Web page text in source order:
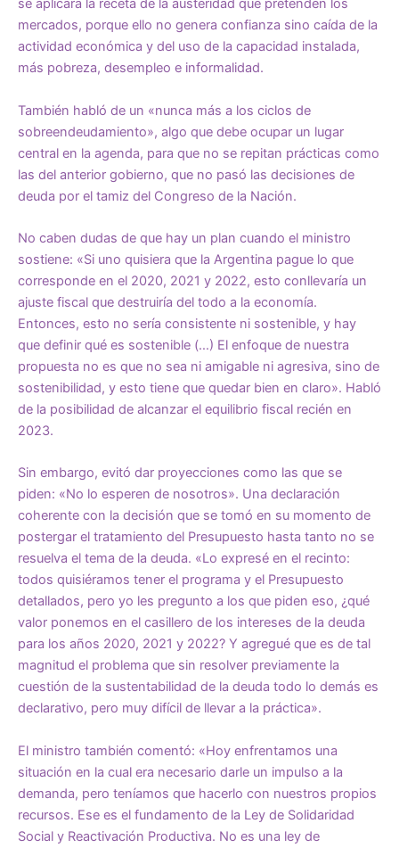
se aplicará la receta de la austeridad que pretenden los
mercados, porque ello no genera confianza sino caída de la
actividad económica y del uso de la capacidad instalada,
más pobreza, desempleo e informalidad.
También habló de un «nunca más a los ciclos de
sobreendeudamiento», algo que debe ocupar un lugar
central en la agenda, para que no se repitan prácticas como
las del anterior gobierno, que no pasó las decisiones de
deuda por el tamiz del Congreso de la Nación.
No caben dudas de que hay un plan cuando el ministro
sostiene: «Si uno quisiera que la Argentina pague lo que
corresponde en el 2020, 2021 y 2022, esto conllevaría un
ajuste fiscal que destruiría del todo a la economía.
Entonces, esto no sería consistente ni sostenible, y hay
que definir qué es sostenible (…) El enfoque de nuestra
propuesta no es que no sea ni amigable ni agresiva, sino de
sostenibilidad, y esto tiene que quedar bien en claro». Habló
de la posibilidad de alcanzar el equilibrio fiscal recién en
2023.
Sin embargo, evitó dar proyecciones como las que se
piden: «No lo esperen de nosotros». Una declaración
coherente con la decisión que se tomó en su momento de
postergar el tratamiento del Presupuesto hasta tanto no se
resuelva el tema de la deuda. «Lo expresé en el recinto:
todos quisiéramos tener el programa y el Presupuesto
detallados, pero yo les pregunto a los que piden eso, ¿qué
valor ponemos en el casillero de los intereses de la deuda
para los años 2020, 2021 y 2022? Y agregué que es de tal
magnitud el problema que sin resolver previamente la
cuestión de la sustentabilidad de la deuda todo lo demás es
declarativo, pero muy difícil de llevar a la práctica».
El ministro también comentó: «Hoy enfrentamos una
situación en la cual era necesario darle un impulso a la
demanda, pero teníamos que hacerlo con nuestros propios
recursos. Ese es el fundamento de la Ley de Solidaridad
Social y Reactivación Productiva. No es una ley de